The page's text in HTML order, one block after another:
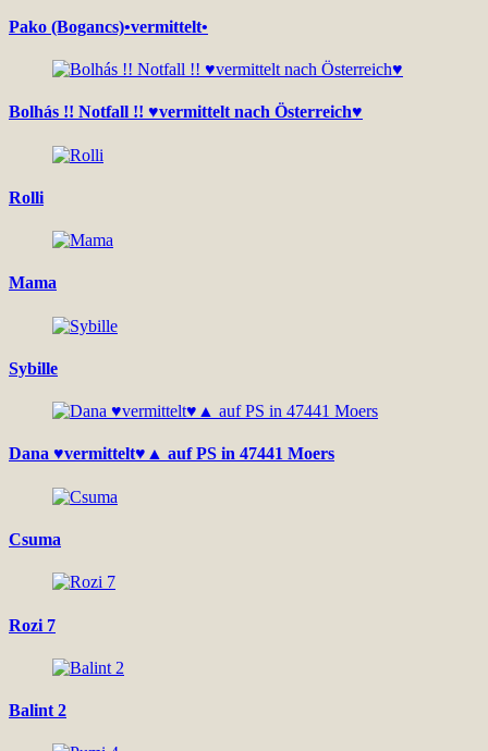
Pako (Bogancs)•vermittelt•
Bolhás !! Notfall !! ♥vermittelt nach Österreich♥
Rolli
Mama
Sybille
Dana ♥vermittelt♥▲ auf PS in 47441 Moers
Csuma
Rozi 7
Balint 2